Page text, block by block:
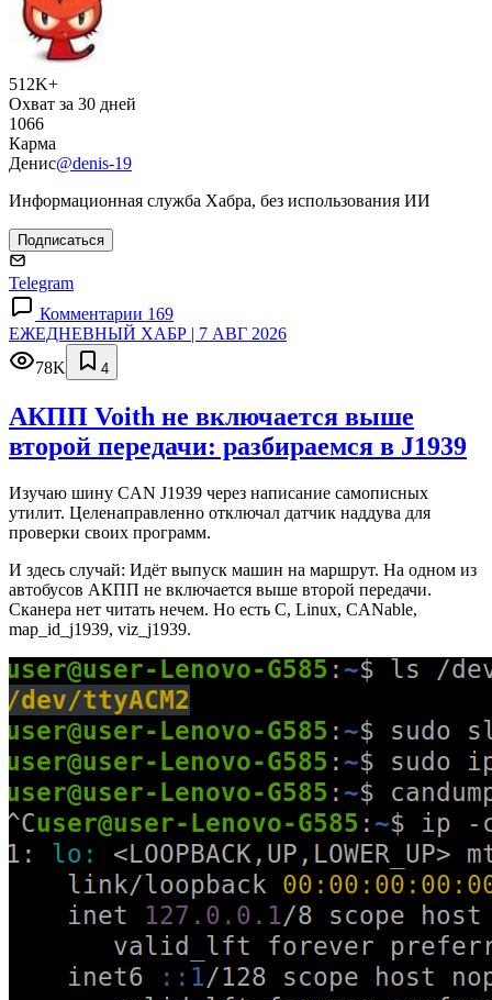
512K+
Охват за 30 дней
1066
Карма
Денис@denis-19
Информационная служба Хабра, без использования ИИ
Подписаться
Telegram
Комментарии 169
ЕЖЕДНЕВНЫЙ ХАБР | 7 АВГ 2026
78K
4
АКПП Voith не включается выше
второй передачи: разбираемся в J1939
Изучаю шину CAN J1939 через написание самописных
утилит. Целенаправленно отключал датчик наддува для
проверки своих программ.
И здесь случай: Идёт выпуск машин на маршрут. На одном из
автобусов АКПП не включается выше второй передачи.
Сканера нет читать нечем. Но есть C, Linux, CANable,
map_id_j1939, viz_j1939.